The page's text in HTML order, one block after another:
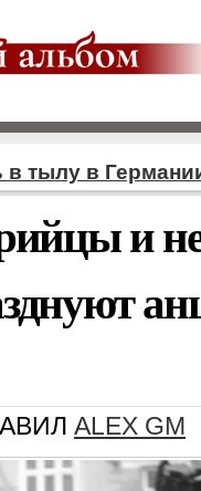
в тылу в
и
ALEX GM